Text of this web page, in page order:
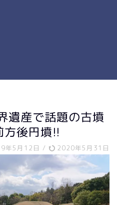
遺産で話題の古墳
後円墳!!
年5月12日 / 2020年5月31日